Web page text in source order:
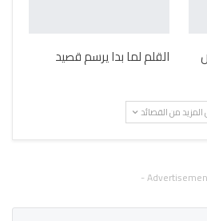
القلم لما بدا يرسم قصيد
من القصائد
-